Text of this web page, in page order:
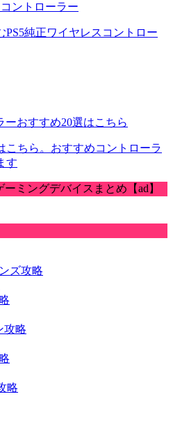
ントローラー
PS5純正ワイヤレスコントロー
ーおすすめ20選はこちら
こちら。おすすめコントローラ
す
ミングデバイスまとめ【ad】
ズ攻略
攻略
略